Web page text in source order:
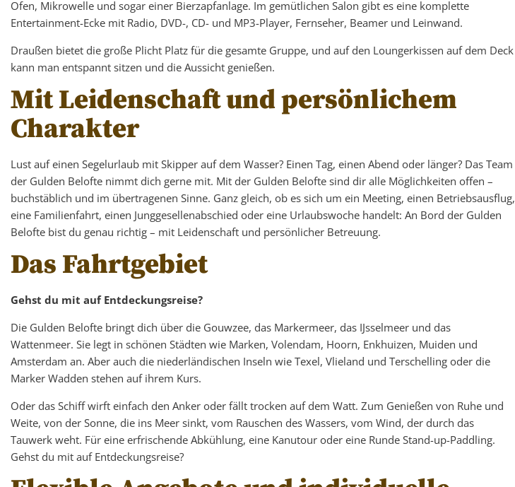
Ofen, Mikrowelle und sogar einer Bierzapfanlage. Im gemütlichen Salon gibt es eine komplette
Entertainment-Ecke mit Radio, DVD-, CD- und MP3-Player, Fernseher, Beamer und Leinwand.
Draußen bietet die große Plicht Platz für die gesamte Gruppe, und auf den Loungerkissen auf dem Deck
kann man entspannt sitzen und die Aussicht genießen.
Mit Leidenschaft und persönlichem
Charakter
Lust auf einen Segelurlaub mit Skipper auf dem Wasser? Einen Tag, einen Abend oder länger? Das Team
der Gulden Belofte nimmt dich gerne mit. Mit der Gulden Belofte sind dir alle Möglichkeiten offen –
buchstäblich und im übertragenen Sinne. Ganz gleich, ob es sich um ein Meeting, einen Betriebsausflug,
eine Familienfahrt, einen Junggesellenabschied oder eine Urlaubswoche handelt: An Bord der Gulden
Belofte bist du genau richtig – mit Leidenschaft und persönlicher Betreuung.
Das Fahrtgebiet
Gehst du mit auf Entdeckungsreise?
Die Gulden Belofte bringt dich über die Gouwzee, das Markermeer, das IJsselmeer und das
Wattenmeer. Sie legt in schönen Städten wie Marken, Volendam, Hoorn, Enkhuizen, Muiden und
Amsterdam an. Aber auch die niederländischen Inseln wie Texel, Vlieland und Terschelling oder die
Marker Wadden stehen auf ihrem Kurs.
Oder das Schiff wirft einfach den Anker oder fällt trocken auf dem Watt. Zum Genießen von Ruhe und
Weite, von der Sonne, die ins Meer sinkt, vom Rauschen des Wassers, vom Wind, der durch das
Tauwerk weht. Für eine erfrischende Abkühlung, eine Kanutour oder eine Runde Stand-up-Paddling.
Gehst du mit auf Entdeckungsreise?